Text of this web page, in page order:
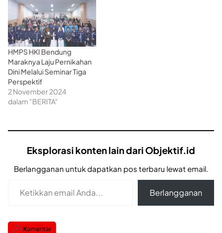
HMPS HKI Bendung
Maraknya Laju Pernikahan
Dini Melalui Seminar Tiga
Perspektif
2 November 2024
dalam "BERITA"
Eksplorasi konten lain dari Objektif.id
Berlangganan untuk dapatkan pos terbaru lewat email.
Berlangganan
Komentar